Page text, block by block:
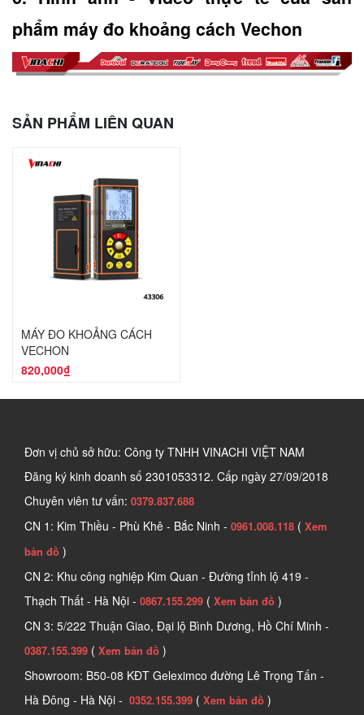
phẩm máy đo khoảng cách Vechon
SẢN PHẨM LIÊN QUAN
MÁY ĐO KHOẢNG CÁCH
VECHON
820,000₫
Đơn vị chủ sở hữu: Công ty TNHH VINACHI VIỆT NAM
Đăng ký kinh doanh số 2301053312. Cấp ngày 27/09/2018
Chuyên viên tư vấn: 0379.837.688
CN 1: Kim Thiều - Phù Khê - Bắc Ninh - 0961.008.118 ( Xem
bản đồ )
CN 2: Khu công nghiệp Kim Quan - Đường tỉnh lộ 419 -
Thạch Thất - Hà Nội - 0867.155.299 ( Xem bản đồ )
CN 3: 5/222 Thuận Giao, Đại lộ Bình Dương, Hồ Chí Minh -
0387.155.399 ( Xem bản đồ )
Showroom: B50-08 KĐT Geleximco đường Lê Trọng Tấn -
Hà Đông - Hà Nội - 0352.155.399 ( Xem bản đồ )